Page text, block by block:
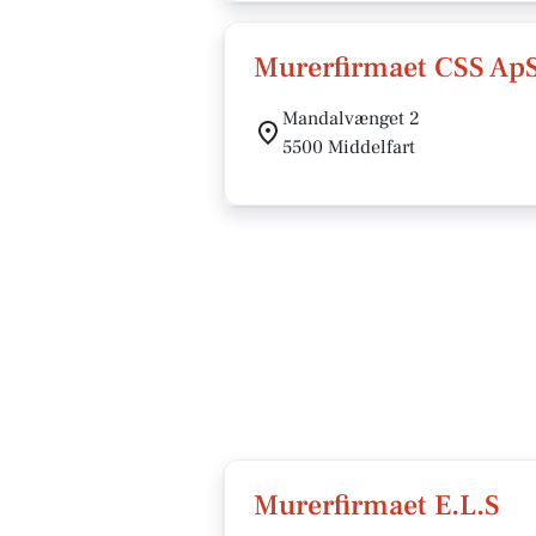
Murerfirmaet CSS
Mandalvænget 2
5500 Middelfart
Murerfirmaet E.L.S